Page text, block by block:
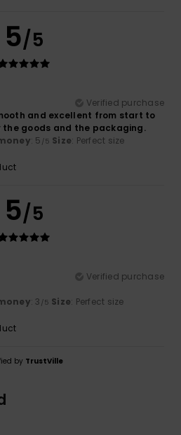
5/5
Verified purchase
and excellent from start to
the goods and the packaging.
: 5 /5 Size: Perfect size
5/5
Verified purchase
: 3 /5 Size: Perfect size
by TrustVille